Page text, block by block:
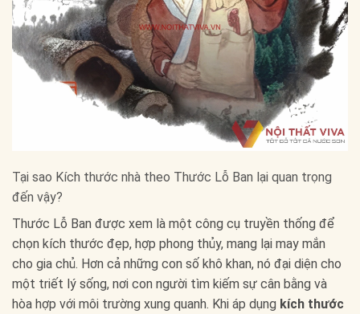
Tại sao Kích thước nhà theo Thước Lỗ Ban lại quan trọng
đến vậy?
Thước Lỗ Ban được xem là một công cụ truyền thống để
chọn kích thước đẹp, hợp phong thủy, mang lại may mắn
cho gia chủ. Hơn cả những con số khô khan, nó đại diện cho
một triết lý sống, nơi con người tìm kiếm sự cân bằng và
hòa hợp với môi trường xung quanh. Khi áp dụng kích thước